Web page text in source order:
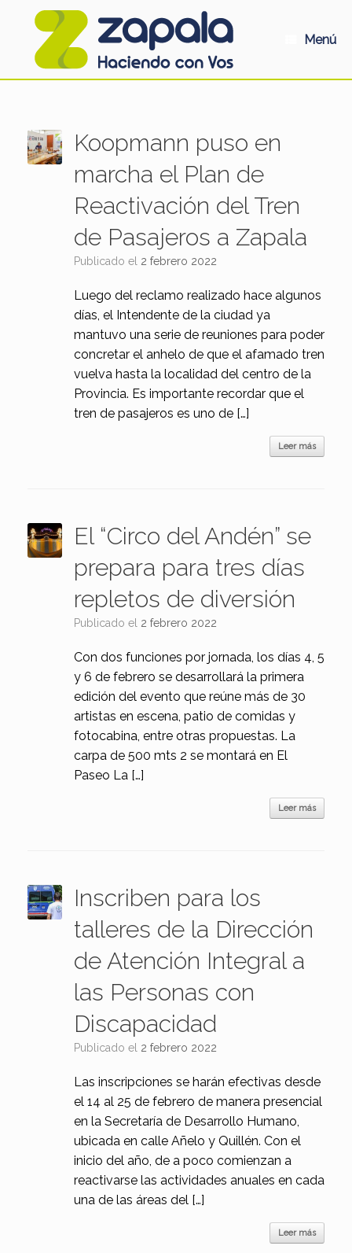
Menú
Koopmann puso en
marcha el Plan de
Reactivación del Tren
de Pasajeros a Zapala
Publicado el 2 febrero 2022
Luego del reclamo realizado hace algunos
días, el Intendente de la ciudad ya
mantuvo una serie de reuniones para poder
concretar el anhelo de que el afamado tren
vuelva hasta la localidad del centro de la
Provincia. Es importante recordar que el
tren de pasajeros es uno de […]
Leer más
El “Circo del Andén” se
prepara para tres días
repletos de diversión
Publicado el 2 febrero 2022
Con dos funciones por jornada, los días 4, 5
y 6 de febrero se desarrollará la primera
edición del evento que reúne más de 30
artistas en escena, patio de comidas y
fotocabina, entre otras propuestas. La
carpa de 500 mts 2 se montará en El
Paseo La […]
Leer más
Inscriben para los
talleres de la Dirección
de Atención Integral a
las Personas con
Discapacidad
Publicado el 2 febrero 2022
Las inscripciones se harán efectivas desde
el 14 al 25 de febrero de manera presencial
en la Secretaría de Desarrollo Humano,
ubicada en calle Añelo y Quillén. Con el
inicio del año, de a poco comienzan a
reactivarse las actividades anuales en cada
una de las áreas del […]
Leer más